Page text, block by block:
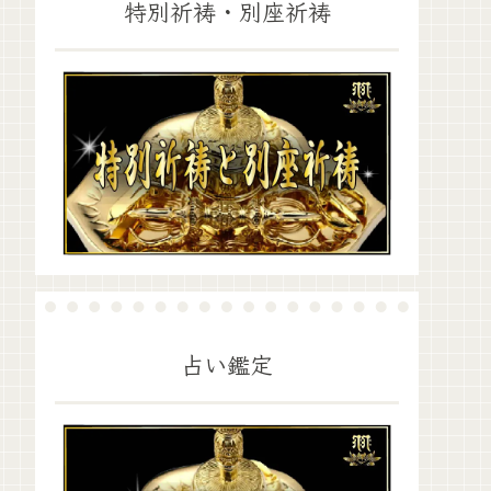
特別祈祷・別座祈祷
占い鑑定